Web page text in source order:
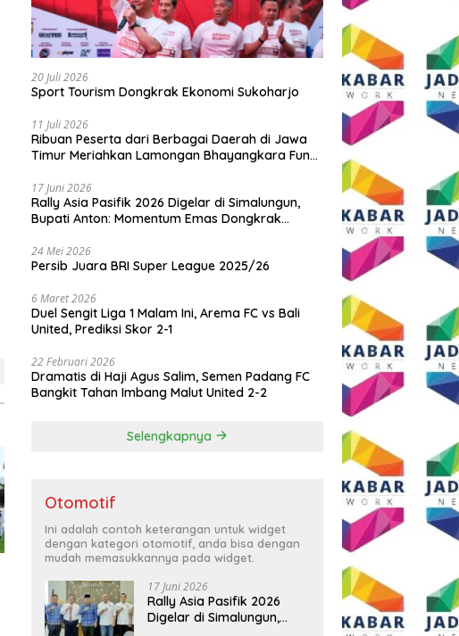
20 Juli 2026
Sport Tourism Dongkrak Ekonomi Sukoharjo
11 Juli 2026
Ribuan Peserta dari Berbagai Daerah di Jawa
Timur Meriahkan Lamongan Bhayangkara Fun
17 Juni 2026
Rally Asia Pasifik 2026 Digelar di Simalungun,
Bupati Anton: Momentum Emas Dongkrak
24 Mei 2026
Persib Juara BRI Super League 2025/26
6 Maret 2026
Duel Sengit Liga 1 Malam Ini, Arema FC vs Bali
United, Prediksi Skor 2-1
22 Februari 2026
Dramatis di Haji Agus Salim, Semen Padang FC
Bangkit Tahan Imbang Malut United 2-2
Selengkapnya
Otomotif
Ini adalah contoh keterangan untuk widget
dengan kategori otomotif, anda bisa dengan
mudah memasukkannya pada widget.
17 Juni 2026
Rally Asia Pasifik 2026
Digelar di Simalungun,